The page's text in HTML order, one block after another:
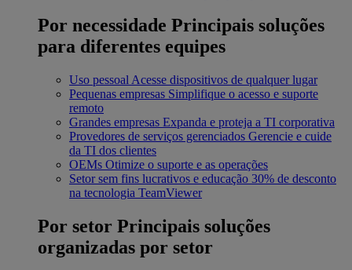
Por necessidade Principais soluções
para diferentes equipes
Uso pessoal Acesse dispositivos de qualquer lugar
Pequenas empresas Simplifique o acesso e suporte
remoto
Grandes empresas Expanda e proteja a TI corporativa
Provedores de serviços gerenciados Gerencie e cuide
da TI dos clientes
OEMs Otimize o suporte e as operações
Setor sem fins lucrativos e educação 30% de desconto
na tecnologia TeamViewer
Por setor Principais soluções
organizadas por setor